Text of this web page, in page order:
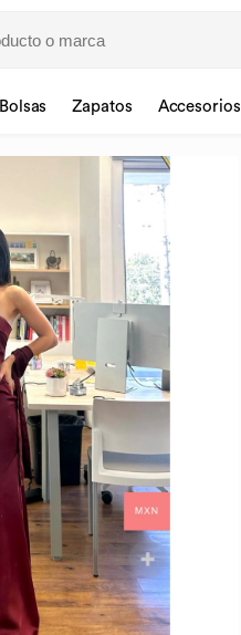
Bolsas Zapatos Accesorios